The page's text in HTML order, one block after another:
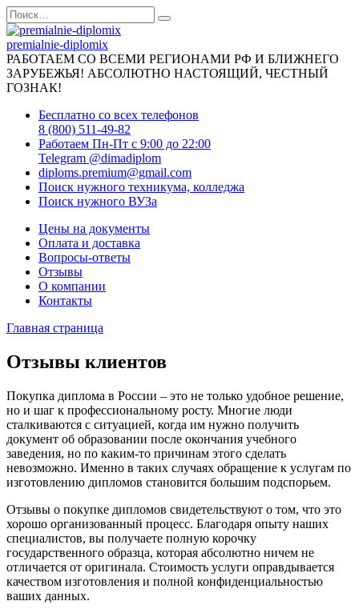
Перейти
к
содержанию
Search
for:
premialnie-diplomix
РАБОТАЕМ СО ВСЕМИ РЕГИОНАМИ РФ И БЛИЖНЕГО
ЗАРУБЕЖЬЯ! АБСОЛЮТНО НАСТОЯЩИЙ, ЧЕСТНЫЙ
ГОЗНАК!
Бесплатно со всех телефонов
8 (800) 511-49-82
Работаем Пн-Пт с 9:00 до 22:00
Telegram @dimadiplom
diploms.premium@gmail.com
Поиск нужного техникума, колледжа
Поиск нужного ВУЗа
Цены на документы
Оплата и доставка
Вопросы-ответы
Отзывы
О компании
Контакты
Главная страница
Отзывы клиентов
Покупка диплома в России – это не только удобное решение,
но и шаг к профессиональному росту. Многие люди
сталкиваются с ситуацией, когда им нужно получить
документ об образовании после окончания учебного
заведения, но по каким-то причинам этого сделать
невозможно. Именно в таких случаях обращение к услугам по
изготовлению дипломов становится большим подспорьем.
Отзывы о покупке дипломов свидетельствуют о том, что это
хорошо организованный процесс. Благодаря опыту наших
специалистов, вы получаете полную корочку
государственного образца, которая абсолютно ничем не
отличается от оригинала. Стоимость услуги оправдывается
качеством изготовления и полной конфиденциальностью
ваших данных.